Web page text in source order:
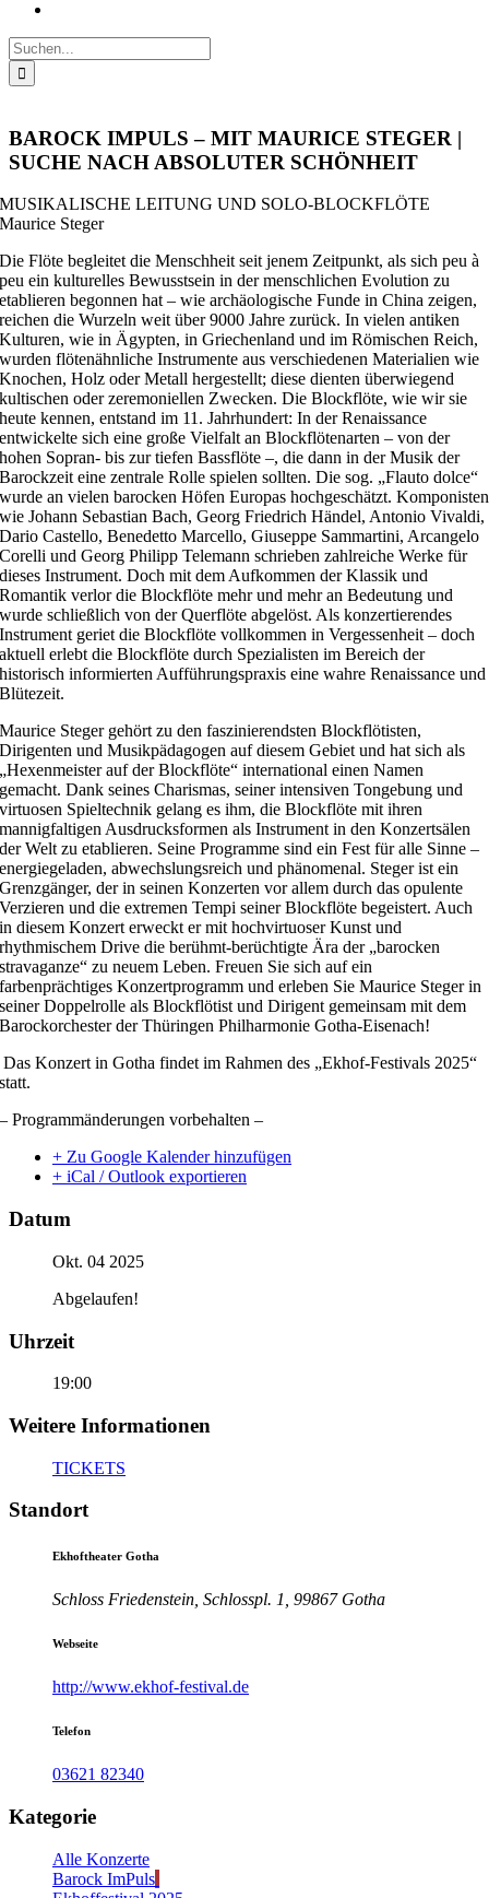
Suche
nach:
BAROCK IMPULS – MIT MAURICE STEGER |
SUCHE NACH ABSOLUTER SCHÖNHEIT
MUSIKALISCHE LEITUNG UND SOLO-BLOCKFLÖTE
Maurice Steger
Die Flöte begleitet die Menschheit seit jenem Zeitpunkt, als sich peu à
peu ein kulturelles Bewusstsein in der menschlichen Evolution zu
etablieren begonnen hat – wie archäologische Funde in China zeigen,
reichen die Wurzeln weit über 9000 Jahre zurück. In vielen antiken
Kulturen, wie in Ägypten, in Griechenland und im Römischen Reich,
wurden flötenähnliche Instrumente aus verschiedenen Materialien wie
Knochen, Holz oder Metall hergestellt; diese dienten überwiegend
kultischen oder zeremoniellen Zwecken. Die Blockflöte, wie wir sie
heute kennen, entstand im 11. Jahrhundert: In der Renaissance
entwickelte sich eine große Vielfalt an Blockflötenarten – von der
hohen Sopran- bis zur tiefen Bassflöte –, die dann in der Musik der
Barockzeit eine zentrale Rolle spielen sollten. Die sog. „Flauto dolce“
wurde an vielen barocken Höfen Europas hochgeschätzt. Komponisten
wie Johann Sebastian Bach, Georg Friedrich Händel, Antonio Vivaldi,
Dario Castello, Benedetto Marcello, Giuseppe Sammartini, Arcangelo
Corelli und Georg Philipp Telemann schrieben zahlreiche Werke für
dieses Instrument. Doch mit dem Aufkommen der Klassik und
Romantik verlor die Blockflöte mehr und mehr an Bedeutung und
wurde schließlich von der Querflöte abgelöst. Als konzertierendes
Instrument geriet die Blockflöte vollkommen in Vergessenheit – doch
aktuell erlebt die Blockflöte durch Spezialisten im Bereich der
historisch informierten Aufführungspraxis eine wahre Renaissance und
Blütezeit.
Maurice Steger gehört zu den faszinierendsten Blockflötisten,
Dirigenten und Musikpädagogen auf diesem Gebiet und hat sich als
„Hexenmeister auf der Blockflöte“ international einen Namen
gemacht. Dank seines Charismas, seiner intensiven Tongebung und
virtuosen Spieltechnik gelang es ihm, die Blockflöte mit ihren
mannigfaltigen Ausdrucksformen als Instrument in den Konzertsälen
der Welt zu etablieren. Seine Programme sind ein Fest für alle Sinne –
energiegeladen, abwechslungsreich und phänomenal. Steger ist ein
Grenzgänger, der in seinen Konzerten vor allem durch das opulente
Verzieren und die extremen Tempi seiner Blockflöte begeistert. Auch
in diesem Konzert erweckt er mit hochvirtuoser Kunst und
rhythmischem Drive die berühmt-berüchtigte Ära der „barocken
stravaganze“ zu neuem Leben. Freuen Sie sich auf ein
farbenprächtiges Konzertprogramm und erleben Sie Maurice Steger in
seiner Doppelrolle als Blockflötist und Dirigent gemeinsam mit dem
Barockorchester der Thüringen Philharmonie Gotha-Eisenach!
Das Konzert in Gotha findet im Rahmen des „Ekhof-Festivals 2025“
statt.
– Programmänderungen vorbehalten –
+ Zu Google Kalender hinzufügen
+ iCal / Outlook exportieren
Datum
Okt. 04 2025
Abgelaufen!
Uhrzeit
19:00
Weitere Informationen
TICKETS
Standort
Ekhoftheater Gotha
Schloss Friedenstein, Schlosspl. 1, 99867 Gotha
Webseite
http://www.ekhof-festival.de
Telefon
03621 82340
Kategorie
Alle Konzerte
Barock ImPuls